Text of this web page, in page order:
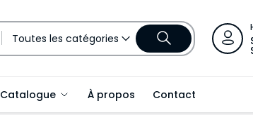
Toutes les catégories
Catalogue À propos Contact